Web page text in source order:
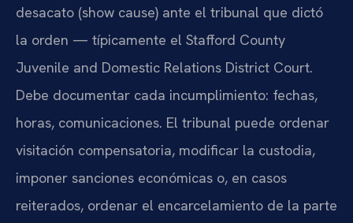
desacato (show cause) ante el tribunal que dictó
la orden — típicamente el Stafford County
Juvenile and Domestic Relations District Court.
Debe documentar cada incumplimiento: fechas,
horas, comunicaciones. El tribunal puede ordenar
visitación compensatoria, modificar la custodia,
imponer sanciones económicas o, en casos
reiterados, ordenar el encarcelamiento de la parte